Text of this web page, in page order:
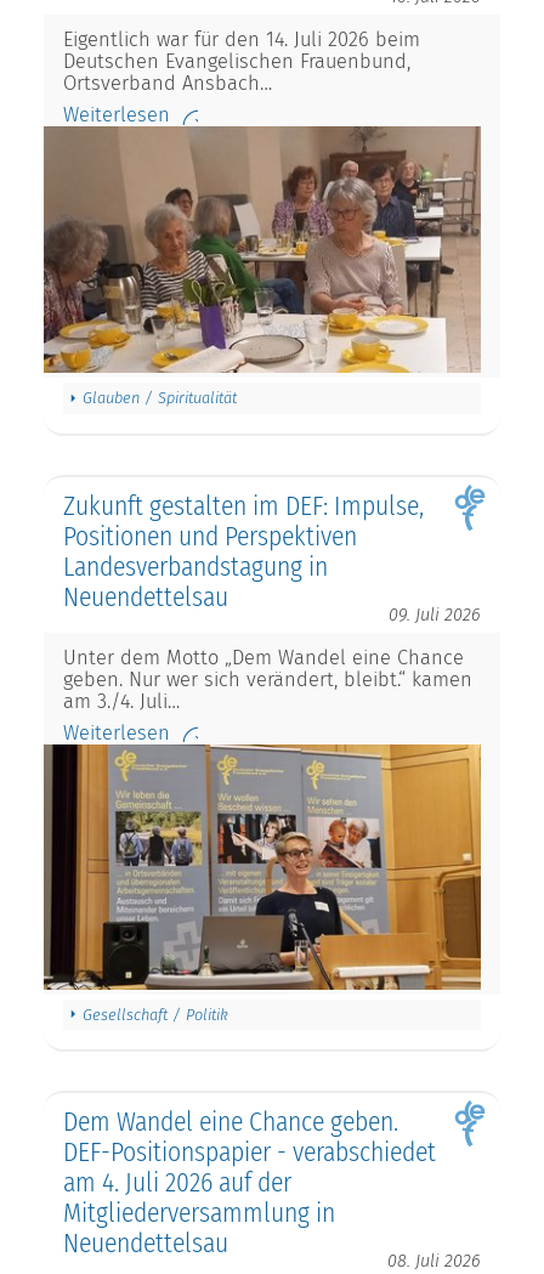
Eigentlich war für den 14. Juli 2026 beim
Deutschen Evangelischen Frauenbund,
Ortsverband Ansbach…
Weiterlesen
Glauben / Spiritualität
Zukunft gestalten im DEF: Impulse,
Positionen und Perspektiven
Landesverbandstagung in
Neuendettelsau
09. Juli 2026
Unter dem Motto „Dem Wandel eine Chance
geben. Nur wer sich verändert, bleibt.“ kamen
am 3./4. Juli…
Weiterlesen
Gesellschaft / Politik
Dem Wandel eine Chance geben.
DEF-Positionspapier - verabschiedet
am 4. Juli 2026 auf der
Mitgliederversammlung in
Neuendettelsau
08. Juli 2026